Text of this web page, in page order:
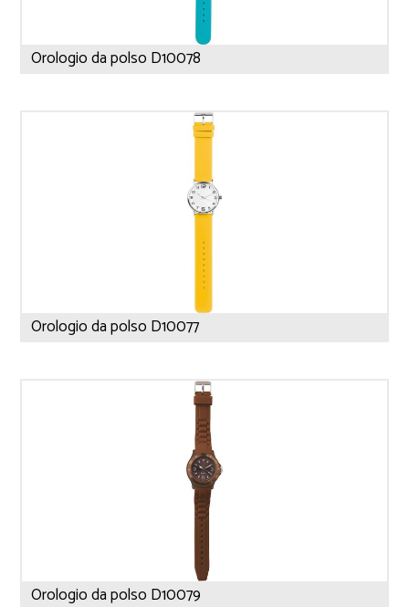
Orologio da polso D10078
Orologio da polso D10077
Orologio da polso D10079